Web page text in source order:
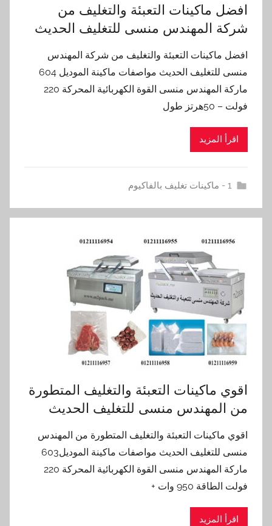
افضل ماكينات التعبئة والتغليف من
شركة المهندس منسى للتغليف الحديث
افضل ماكينات التعبئة والتغليف من شركة المهندس
منسى للتغليف الحديث مواصفات ماكينة الموديل 604
ماركة المهندس منسى القوة الكهربائية المحركة 220
فولت – 50هرتز طول
اقرأ المزيد
1 - ماكينات تغليف بالفاكيوم
اقوي ماكينات التعبئة والتغليف المتطورة
من المهندس منسى للتغليف الحديث
اقوي ماكينات التعبئة والتغليف المتطورة من المهندس
منسى للتغليف الحديث مواصفات ماكينة الموديل603
ماركة المهندس منسى القوة الكهربائية المحركة 220
فولت الطاقة 950 وات +
اقرأ المزيد